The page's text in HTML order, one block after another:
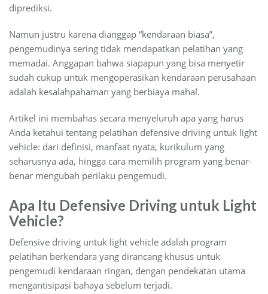
diprediksi.
Namun justru karena dianggap “kendaraan biasa”,
pengemudinya sering tidak mendapatkan pelatihan yang
memadai. Anggapan bahwa siapapun yang bisa menyetir
sudah cukup untuk mengoperasikan kendaraan perusahaan
adalah kesalahpahaman yang berbiaya mahal.
Artikel ini membahas secara menyeluruh apa yang harus
Anda ketahui tentang pelatihan defensive driving untuk light
vehicle: dari definisi, manfaat nyata, kurikulum yang
seharusnya ada, hingga cara memilih program yang benar-
benar mengubah perilaku pengemudi.
Apa Itu Defensive Driving untuk Light
Vehicle?
Defensive driving untuk light vehicle adalah program
pelatihan berkendara yang dirancang khusus untuk
pengemudi kendaraan ringan, dengan pendekatan utama
mengantisipasi bahaya sebelum terjadi.